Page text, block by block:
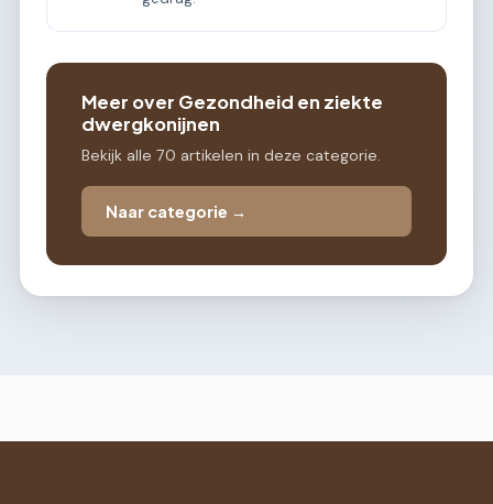
Meer over Gezondheid en ziekte
dwergkonijnen
Bekijk alle 70 artikelen in deze categorie.
Naar categorie →